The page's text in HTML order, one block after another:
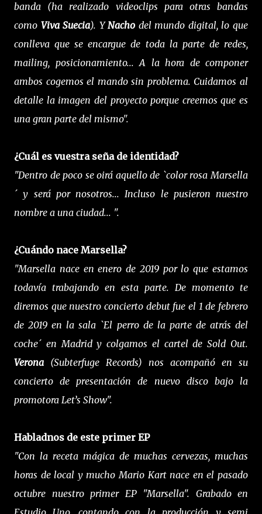
banda (ha realizado videoclips para otras bandas
como Viva Suecia). YNacho del mundo digital, lo que
conlleva que se encargue de toda la parte de redes,
mailing, posicionamiento... A la hora de componer
ambos cogemos el mando sin problema. Cuidamos al
detalle la imagen del proyecto porque creemos que es
una gran parte del mismo".
¿Cuál es vuestra seña de identidad?
"Dentro de poco se oirá aquello de `color rosa Marsella
´ y será por nosotros... Incluso le pusieron nuestro
nombre a una ciudad... ".
¿Cuándo nace Marsella?
"Marsella nace en enero de 2019 por lo que estamos
todavía trabajando en esta parte. De momento te
diremos que nuestro concierto debut fue el 1 de febrero
de 2019 en la sala `El perro de la parte de atrás del
coche´ en Madrid y colgamos el cartel de Sold Out.
Verona (Subterfuge Records) nos acompañó en su
concierto de presentación de nuevo disco bajo la
promotora Letʼs Show".
Habladnos de este primer EP
"Con la receta mágica de muchas cervezas, muchas
horas de local y mucho Mario Kartnace en el pasado
octubre nuestro primer EP "Marsella". Grabado en